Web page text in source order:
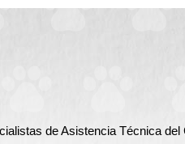
de Asistencia Técnica